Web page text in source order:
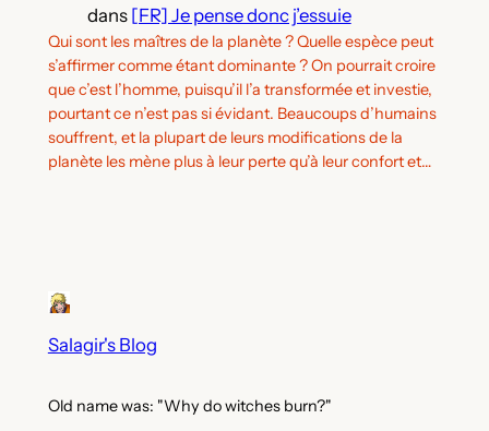
dans [FR] Je pense donc j’essuie
Qui sont les maîtres de la planète ? Quelle espèce peut
s’affirmer comme étant dominante ? On pourrait croire
que c’est l’homme, puisqu’il l’a transformée et investie,
pourtant ce n’est pas si évidant. Beaucoups d’humains
souffrent, et la plupart de leurs modifications de la
planète les mène plus à leur perte qu’à leur confort et…
Salagir's Blog
Old name was: "Why do witches burn?"